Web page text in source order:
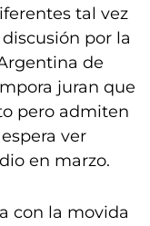
tal vez
por la
de
juran que
pero admiten
ver
en marzo.
con la movida